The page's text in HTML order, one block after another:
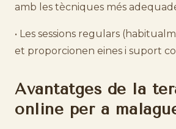
amb les tècniques més
• Les sessions regulars
et proporcionen eines i suport
Avantatges de la
online per a